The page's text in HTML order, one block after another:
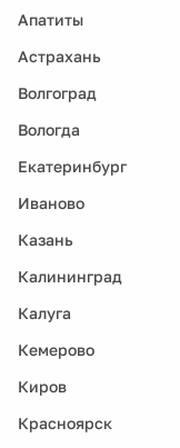
Апатиты
Астрахань
Волгоград
Вологда
Екатеринбург
Иваново
Казань
Калининград
Калуга
Кемерово
Киров
Красноярск